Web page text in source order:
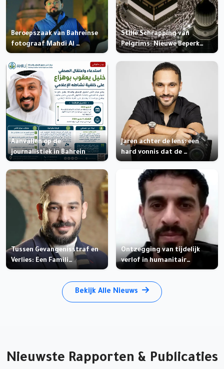
Beroepszaak van Bahreinse
fotograaf Mahdi Al …
Stille Schrapping van
Pelgrims: Nieuwe Beperk…
Aanvallen op de
journalistiek in Bahrein
Jaren achter de lens: een
hard vonnis dat de …
Tussen Gevangenisstraf en
Verlies: Een Famili…
Ontzegging van tijdelijk
verlof in humanitair…
Bekijk Alle Nieuws
Nieuwste Rapporten & Publicaties